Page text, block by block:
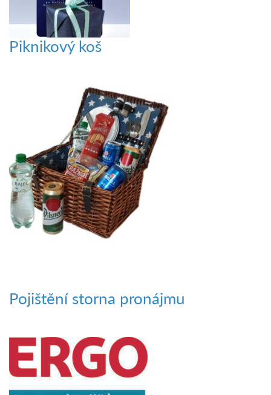
Piknikový koš
Pojištění storna pronájmu